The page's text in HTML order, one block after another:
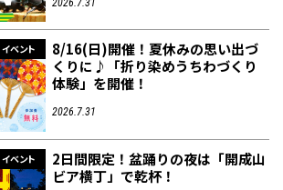
イベント
8/16(日)開催！夏休みの思い出づ
くりに♪「折り染めうちわづくり
体験」を開催！
2026.7.31
イベント
2日間限定！盆踊りの夜は「開成山
ビア横丁」で乾杯！